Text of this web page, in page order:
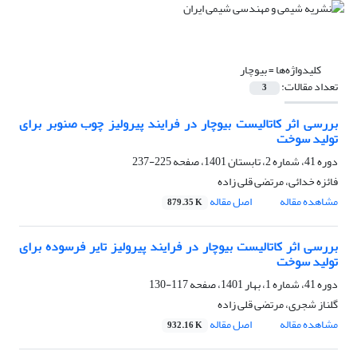
کلیدواژه‌ها =بیوچار
تعداد مقالات: 3
بررسی اثر کاتالیست بیوچار در فرایند پیرولیز چوب صنوبر برای
تولید سوخت
دوره 41، شماره 2، تابستان 1401، صفحه
225-237
فائزه خدائی، مرتضی قلی زاده
مشاهده مقاله
اصل مقاله 879.35 K
بررسی اثر کاتالیست بیوچار در فرایند پیرولیز تایر فرسوده برای
تولید سوخت
دوره 41، شماره 1، بهار 1401، صفحه
117-130
گلناز شجری، مرتضی قلی زاده
مشاهده مقاله
اصل مقاله 932.16 K